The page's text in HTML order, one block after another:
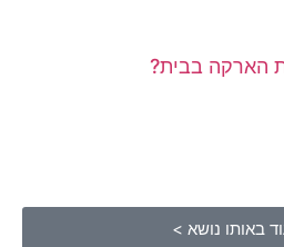
הארקה בבית?
באותו נושא >